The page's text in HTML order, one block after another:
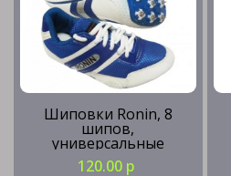
Шиповки Ronin, 8
шипов,
универсальные
120.00 р